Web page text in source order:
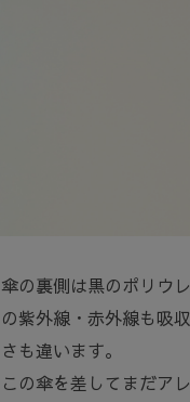
傘の裏側は黒のポリウ
の紫外線・赤外線も吸
さも違います。
この傘を差してまだア